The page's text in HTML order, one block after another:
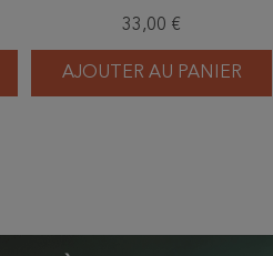
33,00 €
AJOUTER AU PANIER